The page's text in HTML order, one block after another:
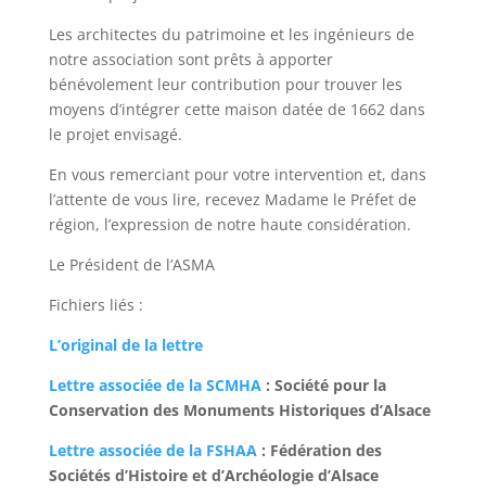
Les architectes du patrimoine et les ingénieurs de
notre association sont prêts à apporter
bénévolement leur contribution pour trouver les
moyens d’intégrer cette maison datée de 1662 dans
le projet envisagé.
En vous remerciant pour votre intervention et, dans
l’attente de vous lire, recevez Madame le Préfet de
région, l’expression de notre haute considération.
Le Président de l’ASMA
Fichiers liés :
L’original de la lettre
Lettre associée de la SCMHA: Société pour la
Conservation des Monuments Historiques d’Alsace
Lettre associée de la FSHAA: Fédération des
Sociétés d’Histoire et d’Archéologie d’Alsace